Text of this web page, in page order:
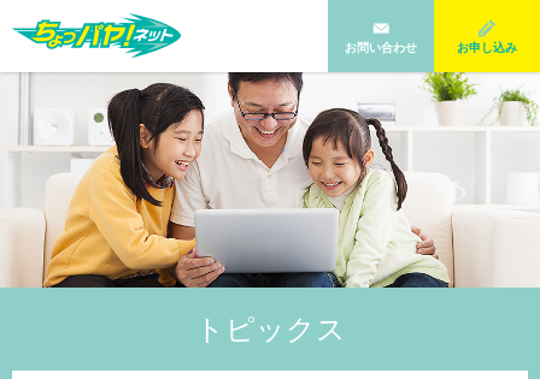
お問い合わせ お申し込み
トピックス